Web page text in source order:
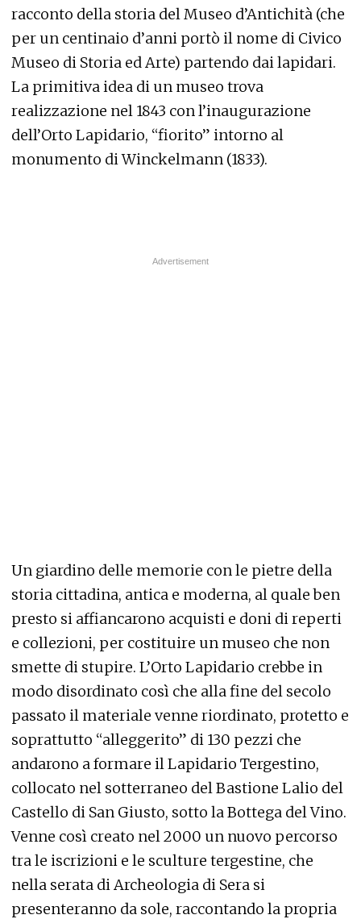
racconto della storia del Museo d’Antichità (che
per un centinaio d’anni portò il nome di Civico
Museo di Storia ed Arte) partendo dai lapidari.
La primitiva idea di un museo trova
realizzazione nel 1843 con l’inaugurazione
dell’Orto Lapidario, “fiorito” intorno al
monumento di Winckelmann (1833).
Un giardino delle memorie con le pietre della
storia cittadina, antica e moderna, al quale ben
presto si affiancarono acquisti e doni di reperti
e collezioni, per costituire un museo che non
smette di stupire. L’Orto Lapidario crebbe in
modo disordinato così che alla fine del secolo
passato il materiale venne riordinato, protetto e
soprattutto “alleggerito” di 130 pezzi che
andarono a formare il Lapidario Tergestino,
collocato nel sotterraneo del Bastione Lalio del
Castello di San Giusto, sotto la Bottega del Vino.
Venne così creato nel 2000 un nuovo percorso
tra le iscrizioni e le sculture tergestine, che
nella serata di Archeologia di Sera si
presenteranno da sole, raccontando la propria